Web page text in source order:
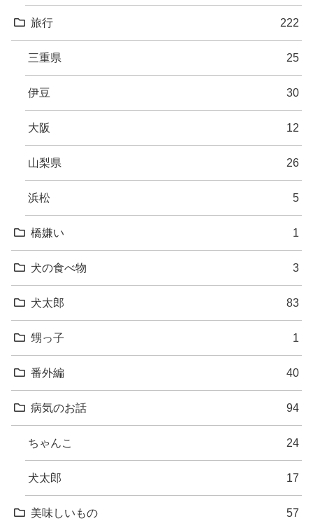
旅行 222
三重県 25
伊豆 30
大阪 12
山梨県 26
浜松 5
橋嫌い 1
犬の食べ物 3
犬太郎 83
甥っ子 1
番外編 40
病気のお話 94
ちゃんこ 24
犬太郎 17
美味しいもの 57